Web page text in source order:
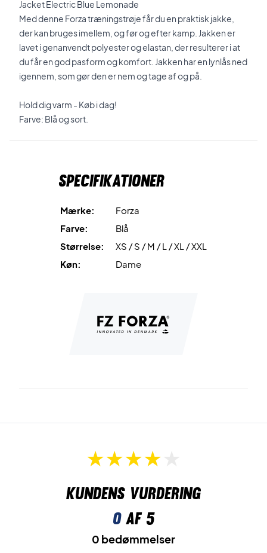
Jacket Electric Blue Lemonade
Med denne Forza træningstrøje får du en praktisk jakke,
der kan bruges imellem, og før og efter kamp. Jakken er
lavet i genanvendt polyester og elastan, der resulterer i at
du får en god pasform og komfort. Jakken har en lynlås ned
igennem, som gør den er nem og tage af og på.
Hold dig varm - Køb i dag!
Farve: Blå og sort.
Specifikationer
Mærke:
Forza
Farve:
Blå
Størrelse:
XS / S / M / L / XL / XXL
Køn:
Dame
Kundens vurdering
0af 5
0 bedømmelser